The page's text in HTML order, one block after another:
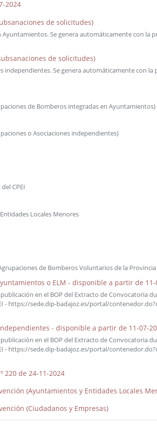
2024
de solicitudes)
Se genera automáticamente con la
de solicitudes)
Se genera automáticamente con la
de Bomberos integradas en Ayuntamientos)
o Asociaciones independientes)
CPEI
Locales Menores
de Bomberos Voluntarios de la
o ELM - disponible a partir de 11-
en el BOP del Extracto de Convocatoria
- https://sede.dip-badajoz.es/portal/
- disponible a partir de 11-07-
en el BOP del Extracto de Convocatoria
- https://sede.dip-badajoz.es/portal/
220 de 24-11-2024
(Ayuntamientos y Entidades Locales
(Ciudadanos y Empresas)